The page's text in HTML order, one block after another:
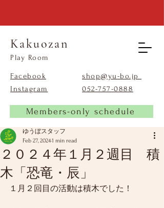
Kakuozan
​Play Room
Facebook
Instagram
shop@yu-bo.jp
​052-757-0888
Members-only schedule
２０２４年１月２週目 積
木「恐竜・辰」
ゆうぼスタッフ
Feb 27, 20241 min read
１月２回目の活動は積木でした！